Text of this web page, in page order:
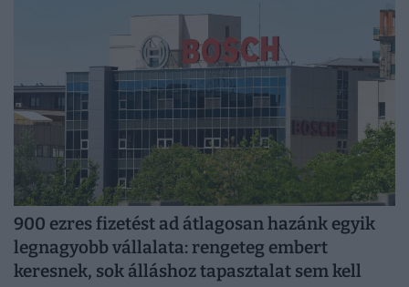
900 ezres fizetést ad átlagosan hazánk egyik
legnagyobb vállalata: rengeteg embert
keresnek, sok álláshoz tapasztalat sem kell